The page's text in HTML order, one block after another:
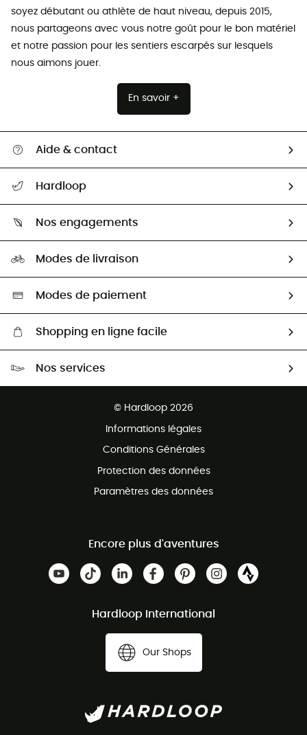
soyez débutant ou athlète de haut niveau, depuis 2015,
nous partageons avec vous notre goût pour le bon matériel
et notre passion pour les sentiers escarpés sur lesquels
nous aimons jouer.
En savoir +
Aide & contact
Retour & remboursement
Guide des tailles
Seconde Main
Aide & Contact
Hardloop
HardGuides
Nos engagements
Sélection éco-responsable
Modes de livraison
Modes de paiement
Shopping en ligne facile
Nos services
© Hardloop 2026
Informations légales
Conditions Générales
Protection des données
Paramètres des données
Encore plus d'aventures
Hardloop International
Our Shops